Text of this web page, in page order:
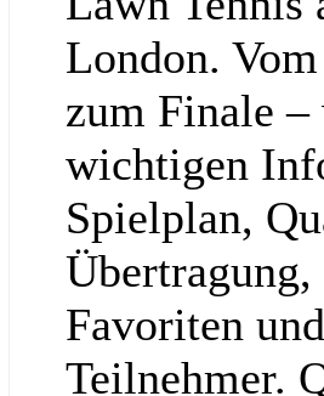
London.
zum Finale
wichtigen
Spielplan,
Favoriten
Teilnehmer.